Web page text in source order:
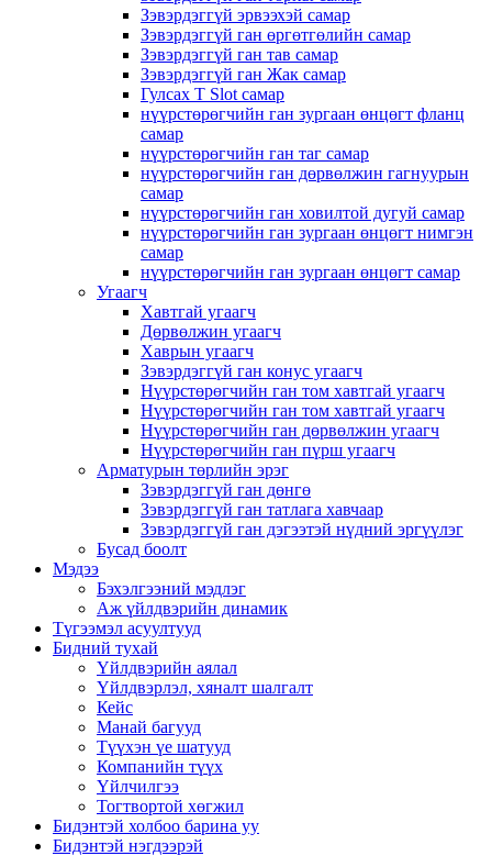
Зэвэрдэггүй эрвээхэй самар
Зэвэрдэггүй ган өргөтгөлийн самар
Зэвэрдэггүй ган тав самар
Зэвэрдэггүй ган Жак самар
Гулсах T Slot самар
нүүрстөрөгчийн ган зургаан өнцөгт фланц
самар
нүүрстөрөгчийн ган таг самар
нүүрстөрөгчийн ган дөрвөлжин гагнуурын
самар
нүүрстөрөгчийн ган ховилтой дугуй самар
нүүрстөрөгчийн ган зургаан өнцөгт нимгэн
самар
нүүрстөрөгчийн ган зургаан өнцөгт самар
Угаагч
Хавтгай угаагч
Дөрвөлжин угаагч
Хаврын угаагч
Зэвэрдэггүй ган конус угаагч
Нүүрстөрөгчийн ган том хавтгай угаагч
Нүүрстөрөгчийн ган том хавтгай угаагч
Нүүрстөрөгчийн ган дөрвөлжин угаагч
Нүүрстөрөгчийн ган пүрш угаагч
Арматурын төрлийн эрэг
Зэвэрдэггүй ган дөнгө
Зэвэрдэггүй ган татлага хавчаар
Зэвэрдэггүй ган дэгээтэй нүдний эргүүлэг
Бусад боолт
Мэдээ
Бэхэлгээний мэдлэг
Аж үйлдвэрийн динамик
Түгээмэл асуултууд
Бидний тухай
Үйлдвэрийн аялал
Үйлдвэрлэл, хяналт шалгалт
Кейс
Манай багууд
Түүхэн үе шатууд
Компанийн түүх
Үйлчилгээ
Тогтвортой хөгжил
Бидэнтэй холбоо барина уу
Бидэнтэй нэгдээрэй